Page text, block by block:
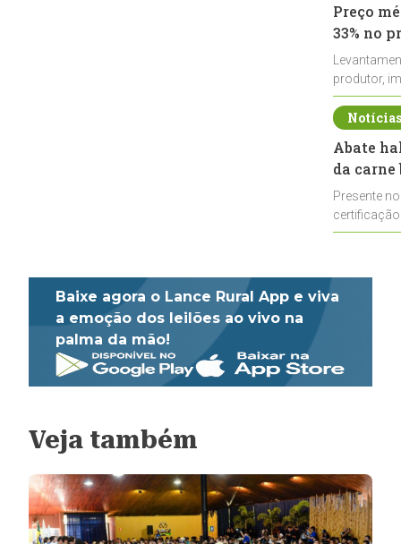
Preço
33% no
produtor,
de leite cru
Abate
da
Presente
Baixe agora o Lance Rural App e viva
a emoção dos leilões ao vivo na
palma da mão!
Veja também